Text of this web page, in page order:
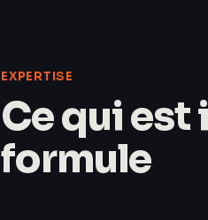
EXPERTISE
Ce qui est
formule